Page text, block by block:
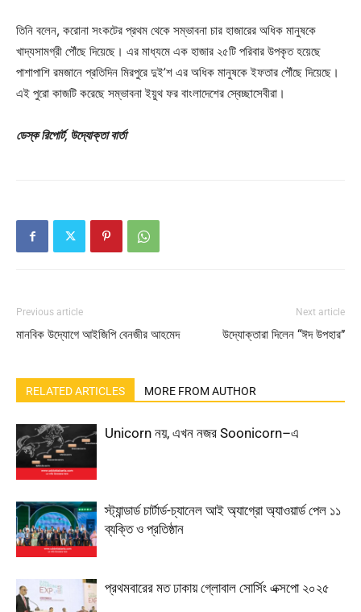
তিনি বলেন, করোনা সংকটের প্রথম থেকে সম্ভাবনা চার হাজারের অধিক মানুষকে
খাদ্যসামগ্রী পৌঁছে দিয়েছে। এর মাধ্যমে এক হাজার ২৫টি পরিবার উপকৃত হয়েছে
পাশাপাশি রমজানে প্রতিদিন মিরপুরে দুই’শ এর অধিক মানুষকে ইফতার পৌঁছে দিয়েছে।
এই পুরো কাজটি করেছে সম্ভাবনা ইয়ুথ ফর বাংলাদেশের স্বেচ্ছাসেবীরা।
ডেস্ক রিপোর্ট, উদ্যোক্তা বার্তা
Previous article
মানবিক উদ্যোগে আইজিপি বেনজীর আহমেদ
Next article
উদ্যোক্তারা দিলেন “ঈদ উপহার”
RELATED ARTICLES MORE FROM AUTHOR
Unicorn নয়, এখন নজর Soonicorn–এ
স্ট্যান্ডার্ড চার্টার্ড-চ্যানেল আই অ্যাগ্রো অ্যাওয়ার্ড পেল ১১
ব্যক্তি ও প্রতিষ্ঠান
প্রথমবারের মত ঢাকায় গ্লোবাল সোর্সিং এক্সপো ২০২৫